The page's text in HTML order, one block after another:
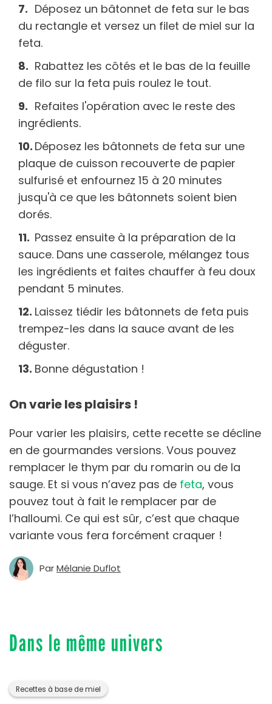
Déposez un bâtonnet de feta sur le bas
du rectangle et versez un filet de miel sur la
feta.
Rabattez les côtés et le bas de la feuille
de filo sur la feta puis roulez le tout.
Refaites l'opération avec le reste des
ingrédients.
Déposez les bâtonnets de feta sur une
plaque de cuisson recouverte de papier
sulfurisé et enfournez 15 à 20 minutes
jusqu'à ce que les bâtonnets soient bien
dorés.
Passez ensuite à la préparation de la
sauce. Dans une casserole, mélangez tous
les ingrédients et faites chauffer à feu doux
pendant 5 minutes.
Laissez tiédir les bâtonnets de feta puis
trempez-les dans la sauce avant de les
déguster.
Bonne dégustation !
On varie les plaisirs !
Pour varier les plaisirs, cette recette se décline
en de gourmandes versions. Vous pouvez
remplacer le thym par du romarin ou de la
sauge. Et si vous n’avez pas de feta, vous
pouvez tout à fait le remplacer par de
l’halloumi. Ce qui est sûr, c’est que chaque
variante vous fera forcément craquer !
ParMélanie Duflot
Dans le même univers
Recettes à base de miel